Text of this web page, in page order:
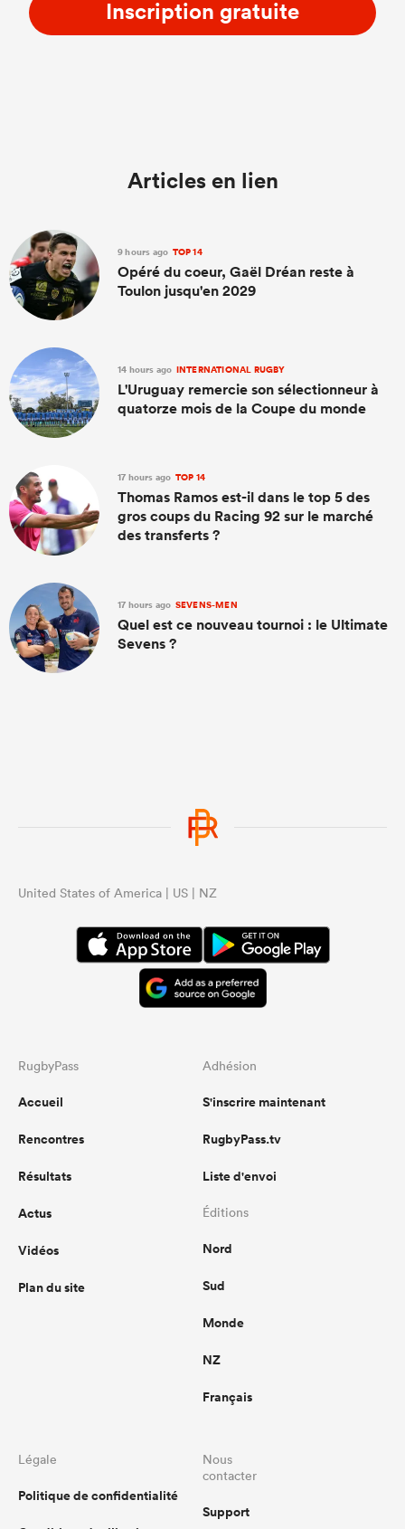
Inscription gratuite
Articles en lien
9 hours ago TOP 14
Opéré du coeur, Gaël Dréan reste à
Toulon jusqu'en 2029
14 hours ago INTERNATIONAL RUGBY
L'Uruguay remercie son sélectionneur à
quatorze mois de la Coupe du monde
17 hours ago TOP 14
Thomas Ramos est-il dans le top 5 des
gros coups du Racing 92 sur le marché
des transferts ?
17 hours ago SEVENS-MEN
Quel est ce nouveau tournoi : le Ultimate
Sevens ?
United States of America | US | NZ
RugbyPass
Accueil
Rencontres
Résultats
Actus
Vidéos
Plan du site
Adhésion
S'inscrire maintenant
RugbyPass.tv
Liste d'envoi
Éditions
Nord
Sud
Monde
NZ
Français
Légale
Politique de confidentialité
Nous
contacter
Support